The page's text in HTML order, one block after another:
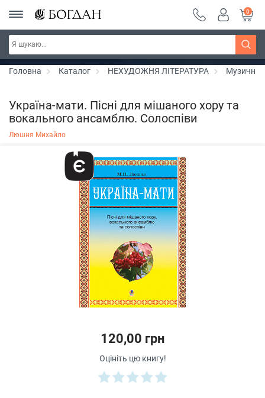
РОЗПРОДАЖ ~ 150 грн ~ 200 грн ~ 250 грн ~
300 грн ~ РОЗПРОДАЖ
Дізнатись більше
0
Головна Каталог НЕХУДОЖНЯ ЛІТЕРАТУРА Музичні
Україна-мати. Пісні для мішаного хору та
вокального ансамблю. Солоспіви
Люшня Михайло
120,00 грн
Оцініть цю книгу!